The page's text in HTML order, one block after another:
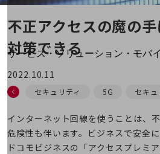
別ウィンドウで開きます
サービス・ソリューション・モバ
DXに関する課題を解決する
サービス・ソリューションをご紹介
カテゴリーで探すTOP
ネットワーク・モバイル
不正アクセスの魔の
対策できる
2022.10.11
セキュリティ 5G セキ
インターネット回線を使うことは、
危険性も伴います。ビジネスで安全
ドコモビジネスの「アクセスプレミ